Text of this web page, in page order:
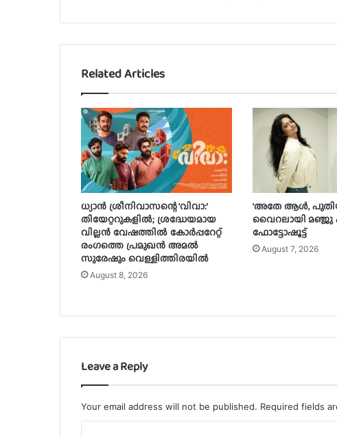
Related Articles
ധ്യാൻ ശ്രീനിവാസന്റെ ‘വിവാ:’
തിയേറ്ററുകളിൽ; ശ്രദ്ധേയമായ
വില്ലൻ വേഷത്തിൽ കോർപ്പറേറ്റ്
രംഗത്തെ പ്രമുഖൻ അമൽ
സുരേഷും വെള്ളിത്തിരയിൽ
August 8, 2026
‘അതേ ആൾ,
വൈറലായി മഞ്ജു
ഫോട്ടോഷൂട്ട്
August 7, 2026
Leave a Reply
Your email address will not be published. Required fields